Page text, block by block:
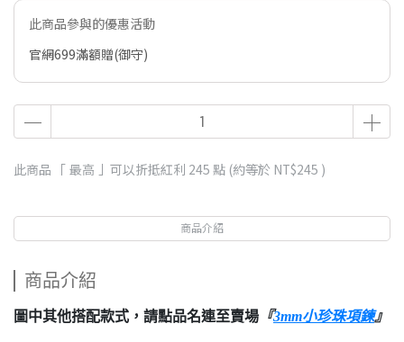
此商品參與的優惠活動
官網699滿額贈(御守)
此商品 「 最高 」可以折抵紅利 245 點 (約等於 NT$245 )
商品介紹
商品介紹
圖中其他搭配款式，請點品名連至賣場 『3mm小珍珠項鍊』